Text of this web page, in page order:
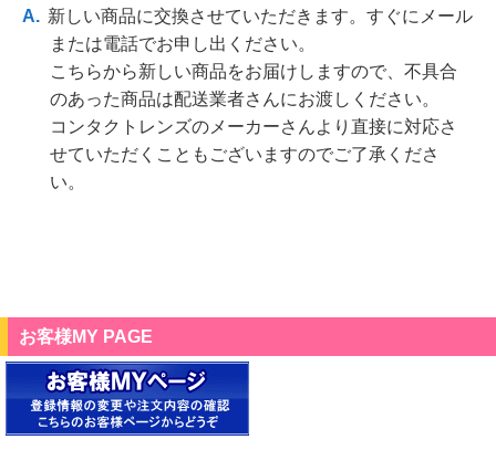
新しい商品に交換させていただきます。すぐにメール
または電話でお申し出ください。
こちらから新しい商品をお届けしますので、不具合
のあった商品は配送業者さんにお渡しください。
コンタクトレンズのメーカーさんより直接に対応さ
せていただくこともございますのでご了承くださ
い。
お客様MY PAGE